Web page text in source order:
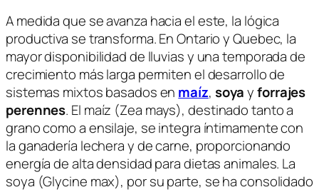
A medida que se avanza hacia el este, la lógica
productiva se transforma. En Ontario y Quebec, la
mayor disponibilidad de lluvias y una temporada de
crecimiento más larga permiten el desarrollo de
sistemas mixtos basados en maíz, soyayforrajes
perennes. El maíz (Zea mays), destinado tanto a
grano como a ensilaje, se integra íntimamente con
la ganadería lechera y de carne, proporcionando
energía de alta densidad para dietas animales. La
soya (Glycine max), por su parte, se ha consolidado